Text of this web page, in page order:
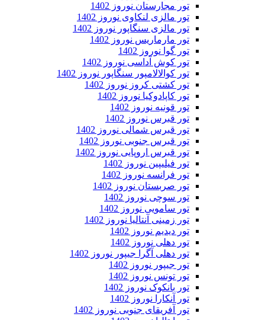
تور مجارستان نوروز 1402
تور مالزی لنکاوی نوروز 1402
تور مالزی سنگاپور نوروز 1402
تور مارماریس نوروز 1402
تور گوا نوروز 1402
تور کوش آداسی نوروز 1402
تور کوالالامپور سنگاپور نوروز 1402
تور کشتی کروز نوروز 1402
تور کاپادوکیا نوروز 1402
تور قونیه نوروز 1402
تور قبرس نوروز 1402
تور قبرس شمالی نوروز 1402
تور قبرس جنوبی نوروز 1402
تور قبرس اروپایی نوروز 1402
تور فیلیپین نوروز 1402
تور فرانسه نوروز 1402
تور صربستان نوروز 1402
تور سوچی نوروز 1402
تور سامویی نوروز 1402
تور زمینی آنتالیا نوروز 1402
تور دیدیم نوروز 1402
تور دهلی نوروز 1402
تور دهلی آگرا جیپور نوروز 1402
تور جیپور نوروز 1402
تور تونس نوروز 1402
تور بانکوک نوروز 1402
تور آنکارا نوروز 1402
تور آفریقای جنوبی نوروز 1402